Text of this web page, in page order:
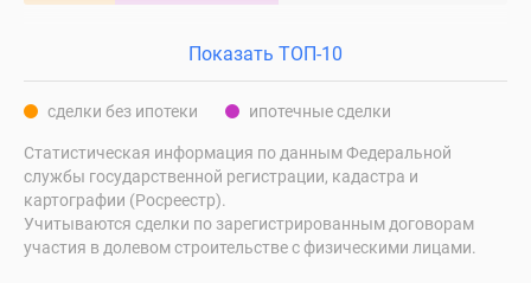
Показать ТОП-10
сделки без ипотеки ипотечные сделки
Статистическая информация по данным Федеральной
службы государственной регистрации, кадастра и
картографии (Росреестр).
Учитываются сделки по зарегистрированным договорам
участия в долевом строительстве с физическими лицами.